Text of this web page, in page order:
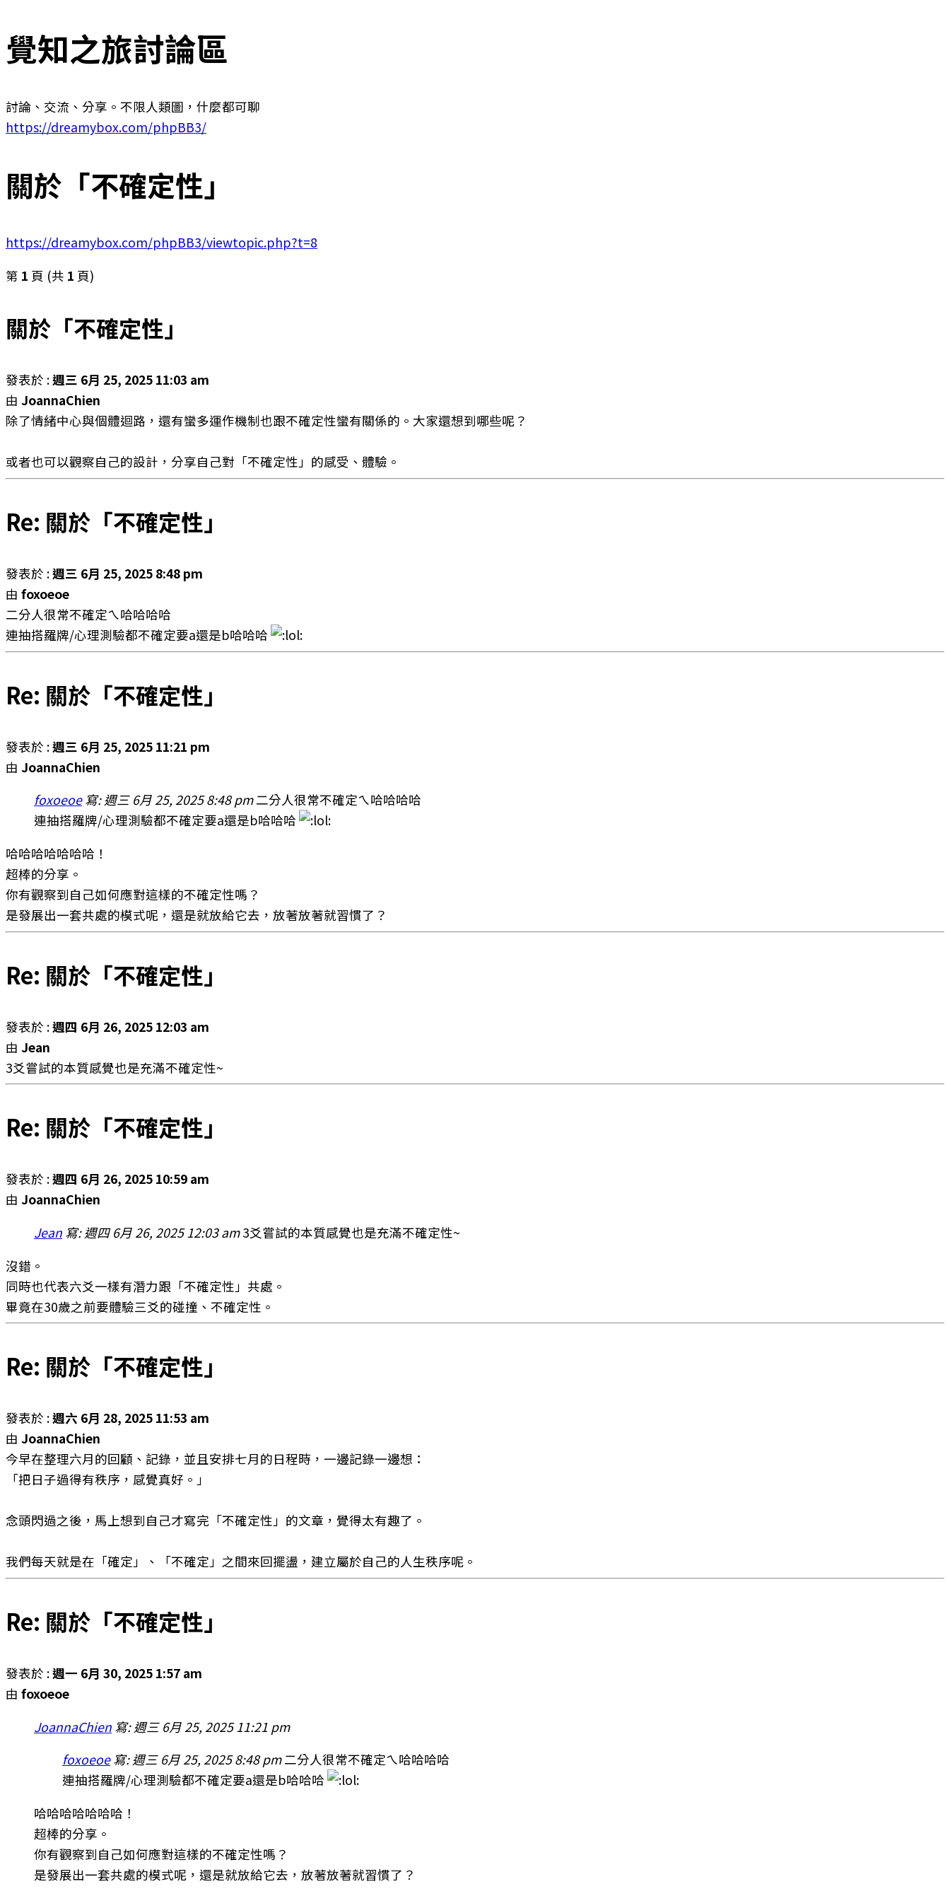
覺知之旅討論區
討論、交流、分享。不限人類圖，什麼都可聊
https://dreamybox.com/phpBB3/
關於「不確定性」
https://dreamybox.com/phpBB3/viewtopic.php?t=8
第 1 頁 (共 1 頁)
關於「不確定性」
發表於 :週三 6月 25, 2025 11:03 am
由 JoannaChien
除了情緒中心與個體迴路，還有蠻多運作機制也跟不確定性蠻有關係的。大家還想到哪些呢？
或者也可以觀察自己的設計，分享自己對「不確定性」的感受、體驗。
Re: 關於「不確定性」
發表於 :週三 6月 25, 2025 8:48 pm
由 foxoeoe
二分人很常不確定ㄟ哈哈哈哈
連抽搭羅牌/心理測驗都不確定要a還是b哈哈哈
Re: 關於「不確定性」
發表於 :週三 6月 25, 2025 11:21 pm
由 JoannaChien
foxoeoe寫:週三 6月 25, 2025 8:48 pm二分人很常不確定ㄟ哈哈哈哈
連抽搭羅牌/心理測驗都不確定要a還是b哈哈哈
哈哈哈哈哈哈哈！
超棒的分享。
你有觀察到自己如何應對這樣的不確定性嗎？
是發展出一套共處的模式呢，還是就放給它去，放著放著就習慣了？
Re: 關於「不確定性」
發表於 :週四 6月 26, 2025 12:03 am
由 Jean
3爻嘗試的本質感覺也是充滿不確定性~
Re: 關於「不確定性」
發表於 :週四 6月 26, 2025 10:59 am
由 JoannaChien
Jean 寫: 週四 6月 26, 2025 12:03 am3爻嘗試的本質感覺也是充滿不確定性~
沒錯。
同時也代表六爻一樣有潛力跟「不確定性」共處。
畢竟在30歲之前要體驗三爻的碰撞、不確定性。
Re: 關於「不確定性」
發表於 :週六 6月 28, 2025 11:53 am
由 JoannaChien
今早在整理六月的回顧、記錄，並且安排七月的日程時，一邊記錄一邊想：
「把日子過得有秩序，感覺真好。」
念頭閃過之後，馬上想到自己才寫完「不確定性」的文章，覺得太有趣了。
我們每天就是在「確定」、「不確定」之間來回擺盪，建立屬於自己的人生秩序呢。
Re: 關於「不確定性」
發表於 :週一 6月 30, 2025 1:57 am
由 foxoeoe
JoannaChien 寫: 週三 6月 25, 2025 11:21 pm
foxoeoe寫:週三 6月 25, 2025 8:48 pm二分人很常不確定ㄟ哈哈哈哈
連抽搭羅牌/心理測驗都不確定要a還是b哈哈哈
哈哈哈哈哈哈哈！
超棒的分享。
你有觀察到自己如何應對這樣的不確定性嗎？
是發展出一套共處的模式呢，還是就放給它去，放著放著就習慣了？